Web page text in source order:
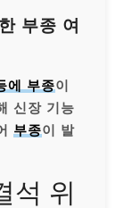
부종 여
에 부종이
신장 기능
부종이 발
석 위